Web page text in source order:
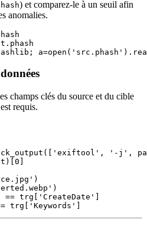
) et comparez‑le à un seuil afin
anomalies.
champs clés du source et du cible
requis.
'-j',
trg['CreateDate']